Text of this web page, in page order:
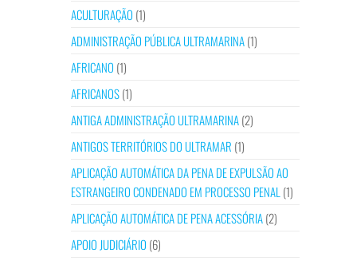
ACULTURAÇÃO (1)
ADMINISTRAÇÃO PÚBLICA ULTRAMARINA(1)
AFRICANO (1)
AFRICANOS(1)
ANTIGA ADMINISTRAÇÃO ULTRAMARINA(2)
ANTIGOS TERRITÓRIOS DO ULTRAMAR (1)
APLICAÇÃO AUTOMÁTICA DA PENA DE EXPULSÃO AO
ESTRANGEIRO CONDENADO EM PROCESSO PENAL (1)
APLICAÇÃO AUTOMÁTICA DE PENA ACESSÓRIA(2)
APOIO JUDICIÁRIO (6)